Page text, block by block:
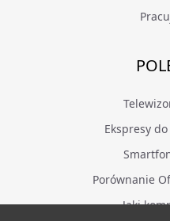
Wentylatory kolumnowe
Wentylatory pokojowe
zgrzewarki próżniowe
Ekspresy
Porównanie
Jaki